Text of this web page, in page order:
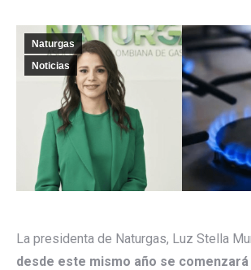
Naturgas
Noticias
La presidenta de Naturgas, Luz Stella
desde este mismo año se